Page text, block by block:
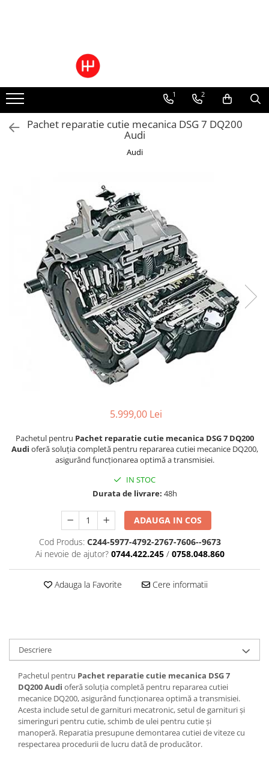
Ulei cutie automata
Filtre cutii automate
1 2
Pachet reparatie cutie mecanica DSG 7 DQ200
Audi
Audi
5.999,00 Lei
Pachetul pentru Pachet reparatie cutie mecanica DSG 7 DQ200
Audi oferă soluția completă pentru repararea cutiei mecanice DQ200,
asigurând funcționarea optimă a transmisiei.
IN STOC
Durata de livrare: 48h
ADAUGA IN COS
Cod Produs: C244-5977-4792-2767-7606--9673
Ai nevoie de ajutor? 0744.422.245 / 0758.048.860
Adauga la Favorite Cere informatii
Descriere
Pachetul pentru Pachet reparatie cutie mecanica DSG 7
DQ200 Audi oferă soluția completă pentru repararea cutiei
mecanice DQ200, asigurând funcționarea optimă a transmisiei.
Acesta include setul de garnituri mecatronic, setul de garnituri și
simeringuri pentru cutie, schimb de ulei pentru cutie și
manoperă. Reparatia presupune demontarea cutiei de viteze cu
respectarea procedurii de lucru dată de producător.